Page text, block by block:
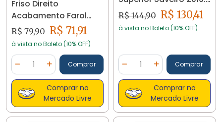
Friso Direito
Acabamento Farol
Milha Strada 15...
23934
R$ 79,90 R$ 71,91
à vista no Boleto (10% OFF)
Diminuir Quantidade
Quantidade
Adicionar Quantidade
Comprar
Comprar no
Mercado Livre
G5/g8 30179 - Preto
R$ 144,90 R$ 130,41
à vista no Boleto (10% OFF)
Diminuir Quantidade
Quantidade
AdicionarComprar
Comprar no
Mercado Livre